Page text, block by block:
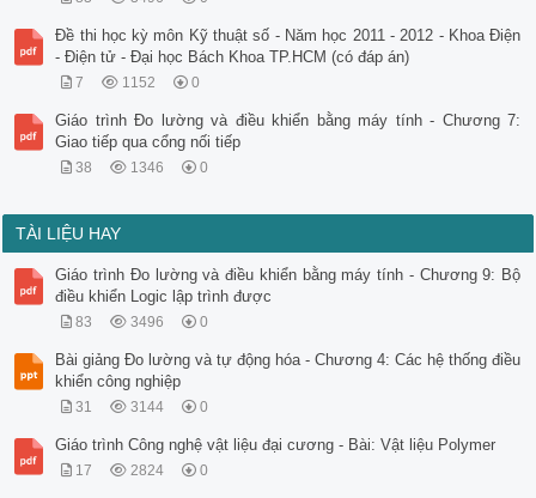
Đề thi học kỳ môn Kỹ thuật số - Năm học 2011 - 2012 - Khoa Điện
- Điện tử - Đại học Bách Khoa TP.HCM (có đáp án)
7 1152 0
Giáo trình Đo lường và điều khiển bằng máy tính - Chương 7:
Giao tiếp qua cổng nối tiếp
38 1346 0
TÀI LIỆU HAY
Giáo trình Đo lường và điều khiển bằng máy tính - Chương 9: Bộ
điều khiển Logic lập trình được
83 3496 0
Bài giảng Đo lường và tự động hóa - Chương 4: Các hệ thống điều
khiển công nghiệp
31 3144 0
Giáo trình Công nghệ vật liệu đại cương - Bài: Vật liệu Polymer
17 2824 0